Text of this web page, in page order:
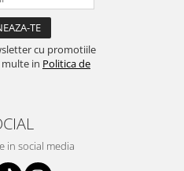
cu promotiile
in Politica de
in social media